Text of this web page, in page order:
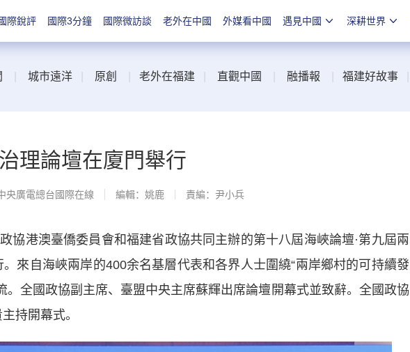
際銳評 國際3分鐘 國際微訪談 老外在中國 外媒看中國 遇見中國 深耕世界
城市遠洋 原創 老外在福建 直觀中國 融播報 福建好故事
理論壇在廈門舉行
央廣電總台國際在線 編輯：姚鹿 責編：尹小兵
港澳臺僑委員會和福建省政協共同主辦的第十八屆海峽論壇·第九屆兩
來自海峽兩岸的400余名基層代表和各界人士圍繞“兩岸鄉村的可持續發
。全國政協副主席、臺盟中央主席蘇輝出席論壇開幕式並致辭。全國政協
持開幕式。